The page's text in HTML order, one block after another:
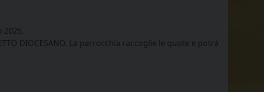
2025.
DIOCESANO. La parrocchia raccoglie le quote e potrà